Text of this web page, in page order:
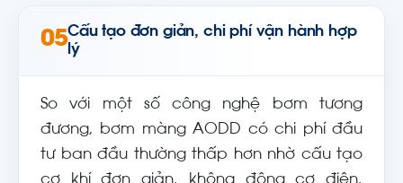
05Cấu tạo đơn giản, chi phí vận hành hợp
lý
So với một số công nghệ bơm tương
đương, bơm màng AODD có chi phí đầu
tư ban đầu thường thấp hơn nhờ cấu tạo